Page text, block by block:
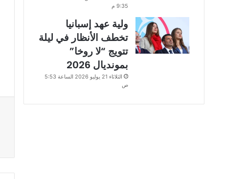
9:35 م
ولية عهد إسبانيا
تخطف الأنظار في ليلة
تتويج “لا روخا”
بمونديال 2026
الثلاثاء 21 يوليو 2026 الساعة 5:53
ص